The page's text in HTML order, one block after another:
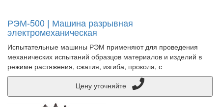
РЭМ-500 | Машина разрывная
электромеханическая
Испытательные машины РЭМ применяют для проведения
механических испытаний образцов материалов и изделий в
режиме растяжения, сжатия, изгиба, прокола, с